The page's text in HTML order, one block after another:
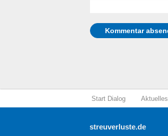
Start Dialog Aktuelles
streuverluste.de